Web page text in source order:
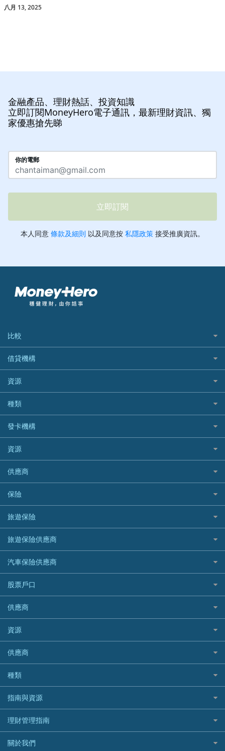
八月 13, 2025
金融產品、理財熱話、投資知識
立即訂閱MoneyHero電子通訊，最新理財資訊、獨
家優惠搶先睇
比較
私人貸款比較
稅季/稅務貸款
網上貸款
結餘轉戶(清卡數貸款)
銀行貸款
財務公司貸款
免入息貸款
免TU貸款
急借錢
緊急貸款比較
最佳小額貸款比較
易批必批貸款
24小時貸款
最佳循環貸款
借貸機構
BEA 東亞銀行
BOC 中國銀行
Cashing Pro 優尚信貸
CCB(Asia) 中國建設銀行 (亞洲)
Citibank 花旗銀行
CNCBI 信銀國際
CreFIT 維信
DBS 星展銀行
DSB 大新銀行
HSBC 滙豐銀行貸款
K Cash 貸款
Mox 銀行
National Resources 中潤物業按揭
OCBC 華僑銀行
PrimeCredit 安信信貸
Promise 邦民日本財務
Rabbit Credit月兔信貸
Standard Chartered 渣打銀行
UA 亞洲聯合財務
WeLab Bank
WeLend 貸款
資源
如何申請個人貸款
如何管理個人貸款
個人貸款有用資訊
清卡數貸款教學
循環貸款教學
個人化貸款產品推介 🔥全新
供樓利息扣稅
最佳貸款app
種類
網購優惠
精選外幣網購信用卡
尊尚信用卡
公司信用卡
電子錢包信用卡
日本遊信用卡攻略
韓國遊信用卡攻略
台灣遊信用卡攻略
機場貴賓室信用卡
銀聯信用卡
高獎賞信用卡推薦
酒店信用卡
發卡機構
Citibank花旗銀行
AE美國運通
DBS星展銀行
HSBC滙豐銀行
Mox
信銀國際
大新銀行
恒生銀行
Standard Chartered渣打銀行
東亞銀行
SIM
Airwallex信用卡
資源
Black Friday優惠
淘寶付款方式
一田購物優惠日
SOGO感謝祭
HKTVmall優惠碼
交稅優惠
酒店優惠碼
機票優惠碼
供應商
八達通自動增值信用卡
保險
旅遊保險
汽車保險
家居保險
家傭保險
寵物保險
定期人壽保險
危疾保險
年金資訊
樓宇火險
旅遊保險
日本旅遊保險及資訊
泰國旅遊保險及資訊
台灣旅遊保險及資訊
韓國旅遊保險及資訊
歐洲旅遊保險及資訊
越南旅遊保險及資訊
澳洲旅遊保險及資訊
長者嘆世界
家庭親子遊
自駕遊比較
相機有得保
專為孕婦設計的最佳旅遊保險
最佳滑雪旅遊保險
旅遊保險供應商
AXA 安盛
AIG 美亞
Allianz 安聯
Allied World 世聯
Avo
中國銀行
Bolttech 保特
Blue Cross 藍十字
中國平安
HSBC滙豐銀行
MSIG 三井住友
Prudential 保誠
汽車保險供應商
大新汽車保險
中銀汽車保險
Allianz安聯汽車保險
bolttech保障汽車保險
Zurich蘇黎世汽車保險
QBE昆士蘭汽車保險
平安汽車保險
股票戶口
富途證券
IB盈透證券
老虎證券
uSMART 盈立證券
華盛証券
長橋證券
WeBull微牛證券
漲樂全球通｜華泰國際
OSL
供應商
富途牛牛好唔好？
Webull微牛證券好唔好？
Longbridge長橋證券好唔好？
老虎證券好唔好？
華盛証券好唔好？
漲樂全球通好唔好？
IB盈透證券好唔好？
盈立證券 uSMART 好唔好？
Stashaway好唔好？
資源
股票戶口開戶
證券行邊間好？
港股5隻高息ETF精選
什麼是ETF？
香港30大高息股排行
黃金ETF懶人包
最值得注意的比特幣ETF
供應商
銀行戶口比較
尊尚銀行戶口
Citi Plus
中信銀行inMotion
Airwallex銀行
種類
定期存款
港元定存
人民幣定存
美元定存
指南與資源
理財資訊
識慳識賺
債務管理
理財管理指南
常用相關詞彙
關於我們